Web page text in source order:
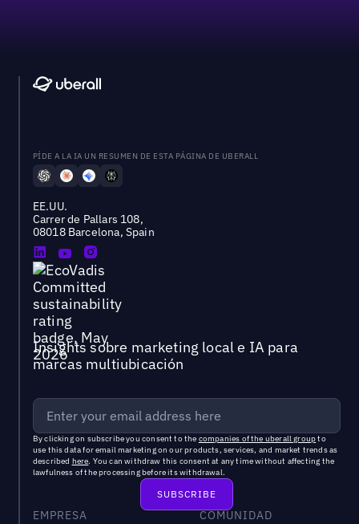
PÍDE A LA IA UN RESUMEN DE ESTA PÁGINA DE UBERALL
EE.UU.
Carrer de Pallars 108,
08018 Barcelona, Spain
Insights sobre marketing local e IA para
marcas multiubicación
By clicking on subscribe you consent to the companies of the uberall groupto
use this data for email marketing on our products, services, and market trends as
described here. You can withdraw this consent at any time without affecting the
lawfulness of the processing before its withdrawal.
EMPRESA
COMUNIDAD